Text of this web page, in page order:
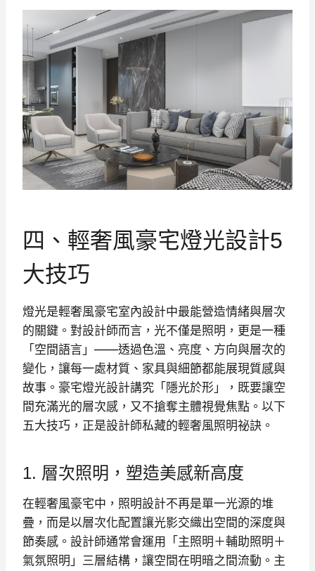
四、輕奢風豪宅燈光設計5
大技巧
燈光是輕奢風豪宅室內設計中最能營造情緒與層次
的關鍵。對設計師而言，光不僅是照明，更是一種
「空間語言」——透過色溫、亮度、方向與層次的
變化，讓每一處材質、家具與細節都能展現質感與
故事。豪宅燈光設計講究「隱光於形」，既要讓空
間充滿光的層次感，又不搶奪主體視覺焦點。以下
五大技巧，正是設計師私藏的輕奢風照明祕訣。
1. 層次照明，塑造美感新高度
在輕奢風豪宅中，照明設計不再是單一光源的堆
疊，而是以層次化配置讓光影交織出空間的深度與
節奏感。設計師通常會運用「主照明＋輔助照明＋
氣氛照明」三層結構，讓空間在明暗之間流動。主